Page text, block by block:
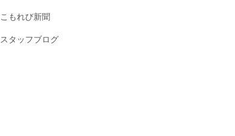
こもれび新聞
スタッフブログ